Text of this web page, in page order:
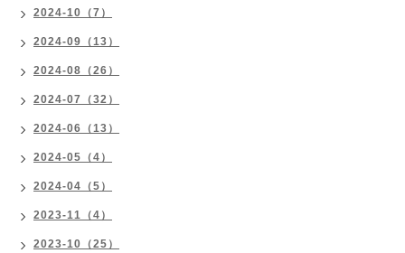
2024-10（7）
2024-09（13）
2024-08（26）
2024-07（32）
2024-06（13）
2024-05（4）
2024-04（5）
2023-11（4）
2023-10（25）